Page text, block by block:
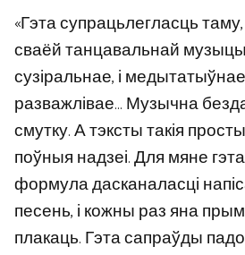
«Гэта супрацьлегласць
сваёй танцавальнай
сузіральнае, і медытатыўнае,
разважлівае… Музычна
смутку. А тэксты такія
поўныя надзеі. Для мяне
формула дасканаласці
песень, і кожны раз яна
плакаць. Гэта сапраўды